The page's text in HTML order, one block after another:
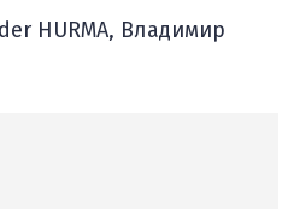
HURMA, Владимир